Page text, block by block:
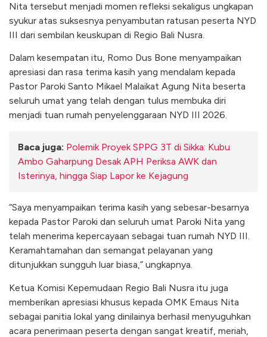
Nita tersebut menjadi momen refleksi sekaligus ungkapan
syukur atas suksesnya penyambutan ratusan peserta NYD
III dari sembilan keuskupan di Regio Bali Nusra.
Dalam kesempatan itu, Romo Dus Bone menyampaikan
apresiasi dan rasa terima kasih yang mendalam kepada
Pastor Paroki Santo Mikael Malaikat Agung Nita beserta
seluruh umat yang telah dengan tulus membuka diri
menjadi tuan rumah penyelenggaraan NYD III 2026.
Baca juga: Polemik Proyek SPPG 3T di Sikka: Kubu
Ambo Gaharpung Desak APH Periksa AWK dan
Isterinya, hingga Siap Lapor ke Kejagung
“Saya menyampaikan terima kasih yang sebesar-besarnya
kepada Pastor Paroki dan seluruh umat Paroki Nita yang
telah menerima kepercayaan sebagai tuan rumah NYD III.
Keramahtamahan dan semangat pelayanan yang
ditunjukkan sungguh luar biasa,” ungkapnya.
Ketua Komisi Kepemudaan Regio Bali Nusra itu juga
memberikan apresiasi khusus kepada OMK Emaus Nita
sebagai panitia lokal yang dinilainya berhasil menyuguhkan
acara penerimaan peserta dengan sangat kreatif, meriah,